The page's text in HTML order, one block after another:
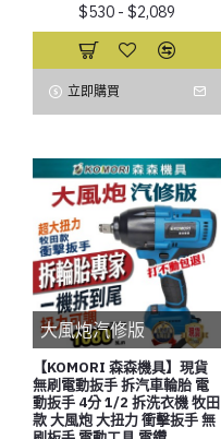
$530 - $2,089
立即購買
大風炮汽修版
【KOMORI 森森機具】現貨
無刷電動扳手 拆汽車輪胎 電
動扳手 4分 1/2 拆洗衣機 牧田
款 大風炮 大扭力 衝擊扳手 無